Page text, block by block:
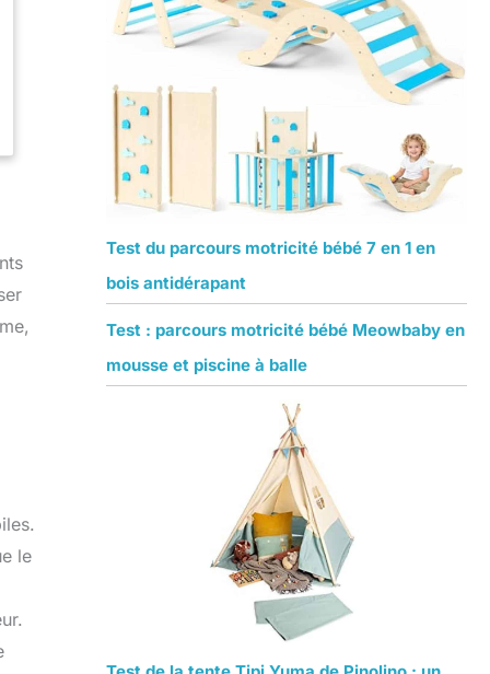
le
Test du parcours motricité bébé 7 en 1 en
bois antidérapant
Test : parcours motricité bébé Meowbaby en
mousse et piscine à balle